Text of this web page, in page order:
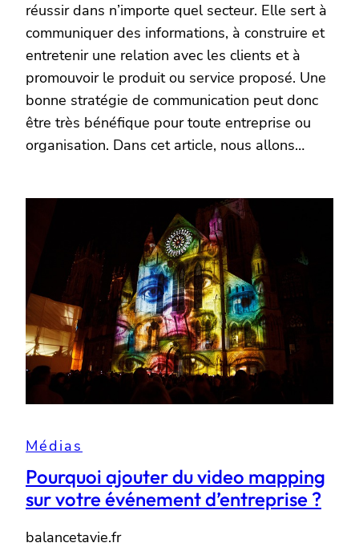
réussir dans n’importe quel secteur. Elle sert à
communiquer des informations, à construire et
entretenir une relation avec les clients et à
promouvoir le produit ou service proposé. Une
bonne stratégie de communication peut donc
être très bénéfique pour toute entreprise ou
organisation. Dans cet article, nous allons…
Médias
Pourquoi ajouter du video mapping
sur votre événement d’entreprise ?
balancetavie.fr